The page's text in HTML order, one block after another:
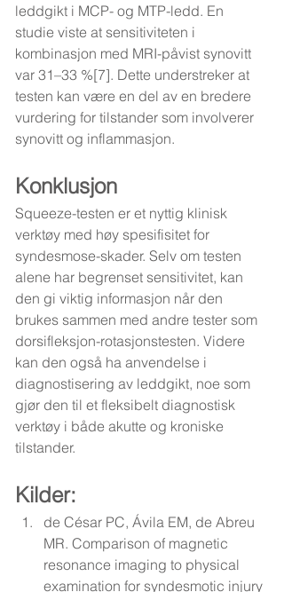
leddgikt i MCP- og MTP-ledd. En
studie viste at sensitiviteten i
kombinasjon med MRI-påvist synovitt
var 31–33 %[7]. Dette understreker at
testen kan være en del av en bredere
vurdering for tilstander som involverer
synovitt og inflammasjon.
Konklusjon
Squeeze-testen er et nyttig klinisk
verktøy med høy spesifisitet for
syndesmose-skader. Selv om testen
alene har begrenset sensitivitet, kan
den gi viktig informasjon når den
brukes sammen med andre tester som
dorsifleksjon-rotasjonstesten. Videre
kan den også ha anvendelse i
diagnostisering av leddgikt, noe som
gjør den til et fleksibelt diagnostisk
verktøy i både akutte og kroniske
tilstander.
Kilder:
de César PC, Ávila EM, de Abreu
MR. Comparison of magnetic
resonance imaging to physical
examination for syndesmotic injury